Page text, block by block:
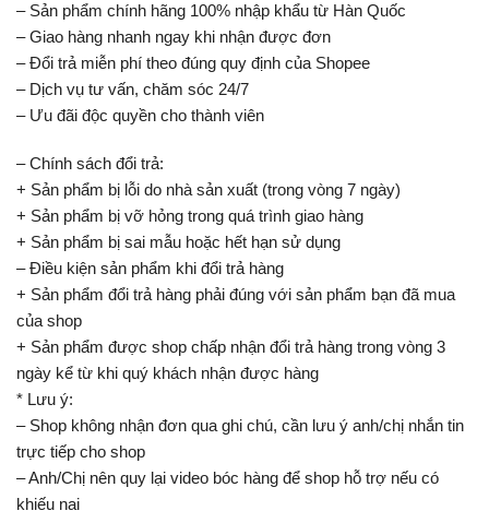
– Sản phẩm chính hãng 100% nhập khẩu từ Hàn Quốc
– Giao hàng nhanh ngay khi nhận được đơn
– Đổi trả miễn phí theo đúng quy định của Shopee
– Dịch vụ tư vấn, chăm sóc 24/7
– Ưu đãi độc quyền cho thành viên
– Chính sách đổi trả:
+ Sản phẩm bị lỗi do nhà sản xuất (trong vòng 7 ngày)
+ Sản phẩm bị vỡ hỏng trong quá trình giao hàng
+ Sản phẩm bị sai mẫu hoặc hết hạn sử dụng
– Điều kiện sản phẩm khi đổi trả hàng
+ Sản phẩm đổi trả hàng phải đúng với sản phẩm bạn đã mua
của shop
+ Sản phẩm được shop chấp nhận đổi trả hàng trong vòng 3
ngày kể từ khi quý khách nhận được hàng
* Lưu ý:
– Shop không nhận đơn qua ghi chú, cần lưu ý anh/chị nhắn tin
trực tiếp cho shop
– Anh/Chị nên quy lại video bóc hàng để shop hỗ trợ nếu có
khiếu nại